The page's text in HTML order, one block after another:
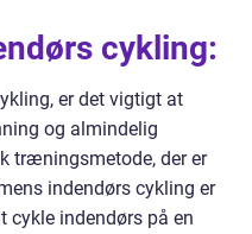
cykling:
er det vigtigt at
og almindelig
træningsmetode, der er
indendørs cykling er
cykle indendørs på en